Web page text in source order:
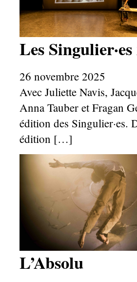
Les
26 novembre 2025
Avec Juliette Navis,
Anna Tauber et Fragan
édition des Singulier·es.
édition […]
L’Absolu